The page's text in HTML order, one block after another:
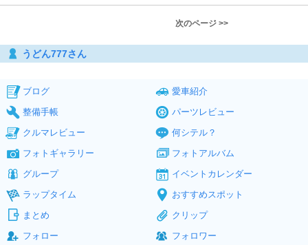
次のページ >>
うどん777さん
ブログ
愛車紹介
整備手帳
パーツレビュー
クルマレビュー
何シテル？
フォトギャラリー
フォトアルバム
グループ
イベントカレンダー
ラップタイム
おすすめスポット
まとめ
クリップ
フォロー
フォロワー